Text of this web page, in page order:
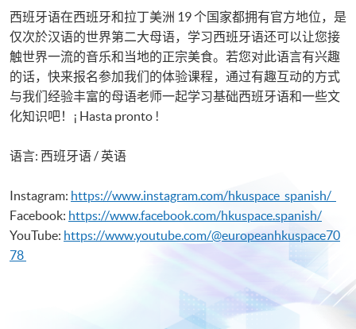
西班牙语在西班牙和拉丁美洲 19 个国家都拥有官方地位，是
仅次於汉语的世界第二大母语，学习西班牙语还可以让您接
触世界一流的音乐和当地的正宗美食。若您对此语言有兴趣
的话，快来报名参加我们的体验课程，通过有趣互动的方式
与我们经验丰富的母语老师一起学习基础西班牙语和一些文
化知识吧！¡ Hasta pronto !
语言: 西班牙语 / 英语
Instagram: https://www.instagram.com/hkuspace_spanish/
Facebook: https://www.facebook.com/hkuspace.spanish/
YouTube: https://www.youtube.com/@europeanhkuspace70
78